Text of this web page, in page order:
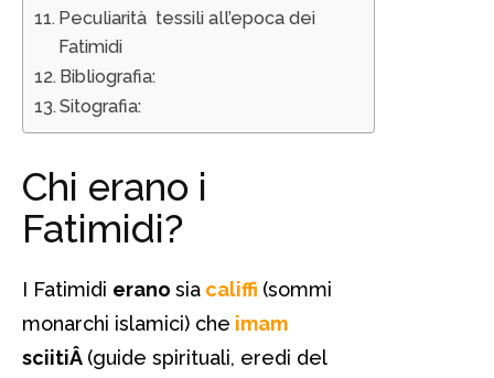
Peculiarità tessili all’epoca dei
Fatimidi
Bibliografia:
Sitografia:
Chi erano i
Fatimidi?
I Fatimidi erano sia califfi (sommi
monarchi islamici) che imam
sciitiÂ (guide spirituali, eredi del